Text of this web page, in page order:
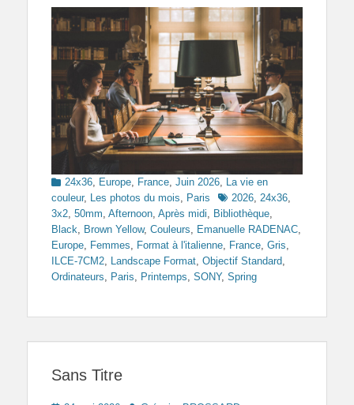
Categories
24x36, Europe, France, Juin 2026, La vie en
couleur, Les photos du mois, Paris Tags2026, 24x36,
3x2, 50mm, Afternoon, Après midi, Bibliothèque,
Black, Brown Yellow, Couleurs, Emanuelle RADENAC,
Europe, Femmes, Format à l'italienne, France, Gris,
ILCE-7CM2, Landscape Format, Objectif Standard,
Ordinateurs, Paris, Printemps, SONY, Spring
Sans Titre